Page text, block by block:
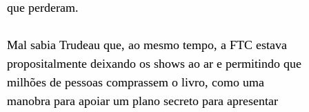
que perderam.
Mal sabia Trudeau que, ao mesmo tempo, a FTC estava
propositalmente deixando os shows ao ar e permitindo que
milhões de pessoas comprassem o livro, como uma
manobra para apoiar um plano secreto para apresentar